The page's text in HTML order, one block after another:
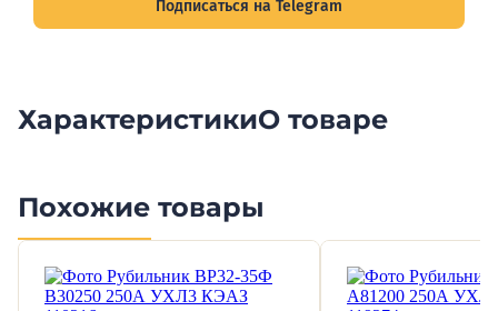
Подписаться на Telegram
ХарактеристикиО товаре
Похожие товары